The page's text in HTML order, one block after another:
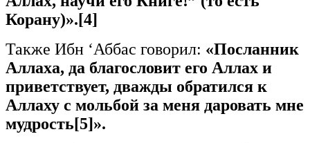
Корану)».[4]
Также Ибн ‘Аббас говорил: «Посланник
Аллаха, да благословит его Аллах и
приветствует, дважды обратился к
Аллаху с мольбой за меня даровать мне
мудрость[5]».